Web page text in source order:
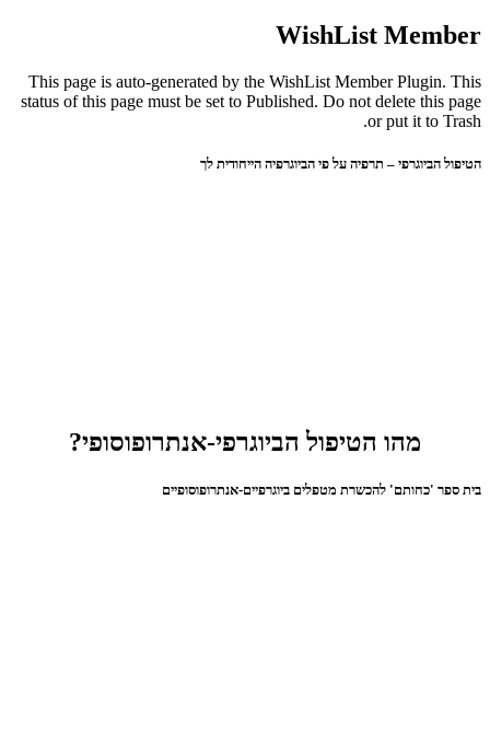
WishList Member
This page is auto-generated by the WishList Member Plugin. This
status of this page must be set to Published. Do not delete this page
or put it to Trash.
הטיפול הביוגרפי – תרפיה על פי הביוגרפיה הייחודית לך
מהו הטיפול הביוגרפי-אנתרופוסופי?
בית ספר 'כחותם' להכשרת מטפלים ביוגרפיים-אנתרופוסופיים